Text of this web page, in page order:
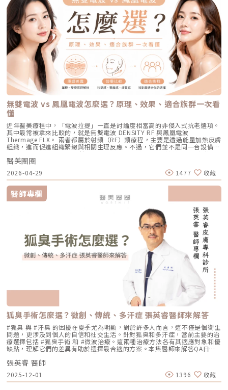
說，膚況絕對會比治療前穩定非常多。許多人會選擇在 1 到 2 年後，將
AviClear 作為年度的「控油進廠保養」來施打一次。Q5：打完 AviClear 後
有修復期嗎？該怎麼保養？A：由於屬於「非侵入性」的安全療程，術後皮
膚最多只會有輕微的泛紅，通常在幾個小時到一天內就會自然消退，完全不
影響日常上班上課。術後的保養也非常簡單：只要做好「基礎保濕」與「確
實防曬」，並在術後一週內暫停使用美白、酸類或去角質等刺激性產品即
可。對於忙碌的現代人來說，是非常友善的午休醫美選擇。拿回肌膚的主導
權，抗痘不再是一場苦戰青春痘從來就不只是一個表面的皮膚問題，它更深
刻地牽動著個人的自信心與社交生活。過去，嚴重痘痘肌患者往往陷入兩
難：任憑痘痘反覆肆虐，或是無奈忍受口服藥物的強烈副作用。隨著 2026
年新一代抗痘武器AviClear 戰痘雷射（1726nm）問世，無疑為醫學美容界
與深受痘痘困擾的患者，提供了一個全新、安全且具備極長效性的無藥物解
答。它成功將抗痘戰場，從伴隨負擔的全身性藥物代謝，精準轉移至局部的
皮脂腺控制，從源頭阻斷致痘環境。如果你也厭倦了反覆擦藥、吃藥的無盡
輪迴，渴望重新擁有一張清爽、穩定、不易泛油光的健康臉龐，建議尋求專
業醫師進行完整的膚況評估。透過精準的雷射療程規劃，為自己預約一個遠
離痘疤與油光的全新未來！
的物理性破壞與電波熱能，還能破壞過度活躍的皮脂腺（改善出油型毛
孔）。適合誰：混合型毛孔（又油又鬆弛）、肝斑體質不適合打高能量雷射
者、想全面提升膚質緊緻度的人。效果與特色：因為熱能在皮膚深層釋放，
表皮的熱傷害極小，退紅快（通常隔天即可上妝）。對於膚質的「整體優
化」有非常亮眼的表現。5. 物理性微創重建：得美微針筆（Dermapen）原
理：透過儀器上極細微的針頭，在肌膚表層每秒創造出1,920的微小穿刺通
道。這種「微破壞」能直接啟動肌膚天然的傷口癒合機制，刺激膠原蛋白與
彈力蛋白增生。更棒的是，這些微通道能像海綿一樣，大幅提升後續保養精
華（如生長因子、高濃度玻尿酸）的吸收率，達到加乘的養膚效果。適合族
群：老化型毛孔、淺層凹洞型毛孔、膚質粗糙者，以及對部分能量型療程較
為敏感、希望降低反黑風險的族群（實際仍需由醫師評估）。效果與特色：
因為沒有雷射或電波的「熱傷害」，所以術後照顧相對簡單，反黑機率極
低。做完後通常會有 1~3 天的微泛紅，能溫和改善膚質與毛孔細緻度的新
興療程。醫美療程怎麼選？重點大評比為了讓你更清楚怎麼挑選，我們整理
了五大主力療程的比較表：療程後的關鍵：醫美術後保養黃金法則許多人投
入療程本身，卻忽略術後照護的重要性，可能影響修復效果，甚至增加色素
沉澱風險。掌握以下三大原則，有助於穩定膚況並延續療程效果：1. 加強保
濕修護雷射或電波療程後，肌膚屏障暫時較為脆弱，容易出現乾燥與水分流
失。建議選擇成分單純、無香精與酒精的保濕與修護產品（如玻尿酸、神經
醯胺），協助維持肌膚修復所需的穩定環境。2. 落實防曬措施術後肌膚對紫
外線較為敏感，建議使用足夠防曬係數（如 SPF30–50 以上），並搭配帽
子、陽傘等物理性防曬，以降低色素沉澱的風險。3. 避免刺激性保養於恢復
期間內，應暫停使用酸類（如果酸、水楊酸）、A醇、去角質及高刺激性美
白產品。實際恢復時間會依療程種類與個人膚況不同，建議依照醫師指示逐
步恢復日常保養。毛孔粗大常見問題Q&A Q1：做完醫美，毛孔就可以「完
全消失」嗎？ 這是不切實際的期望喔！毛孔是皮膚正常的生理結構，不可
能完全消失不見。醫美療程的目標是讓變大、變形毛孔「縮小、變淺」，讓
肌膚在視覺上達到平滑、細緻的效果，也就是俗稱的「水煮蛋肌」狀態。
Q2：打雷射縮毛孔，皮膚會不會越打越薄？ 正確的雷射治療不但不會讓皮
膚變薄，反而會因為刺激真皮層膠原蛋白新生，讓肌膚變得更厚實、更有彈
性！但前提是「間隔時間要充足」且「能量掌控得當」，過度頻繁的施打才
有可能破壞皮膚屏障。Q3：改善毛孔粗大，通常需要打幾次才有效？ 醫美
不是變魔術，通常需要一個「療程」的規劃。以皮秒雷射或微針電波為例，
通常會建議進行 3~5 次（每次間隔約 4~6 週）為一個完整療程。不過，多
數人在第 2 次治療後，就會感覺到上妝變得服貼、出油量減少的明顯變化
了。Q4：我是容易泛紅的敏感肌或酒糟肌，也能做醫美縮毛孔嗎？需經醫
師審慎評估。敏感肌或酒糟肌因皮膚屏障較脆弱，若在發炎尚未穩定的情況
下進行高能量雷射，可能增加泛紅加劇或刺激反應的風險。因此治療重點通
常會先放在「穩定膚況與降低發炎反應」，並依個別狀況調整可能的誘發因
素。待肌膚穩定後，再由醫師評估選擇較溫和的療程，例如微針類療程或能
量可精準控制的微針電波，以循序漸進方式改善毛孔粗大與膚質細緻度。
Q5：我平常有在擦酸類或A醇縮毛孔，做醫美前後需要停用嗎？建議暫停使
用，但實際時間需依療程種類與個人膚況調整。酸類（如果酸、水楊酸）與
A醇會促進角質代謝，可能在療程前後增加肌膚敏感度，使刺激反應（如泛
紅、乾燥）加劇，並提高色素沉澱的風險。一般常見建議為：療程前約3–7
天暫停使用，術後約1–2週再視肌膚修復狀況逐步恢復。但實際仍應依醫師
評估為準。在停用期間，建議以溫和清潔、加強保濕與修護（如玻尿酸、神
經醯胺等），並落實防曬措施，協助肌膚穩定修復。擺脫毛孔焦慮，找回平
滑自信肌對抗毛孔粗大是一場長期抗戰，它需要你改變不良的生活習慣、建
立正確的居家保養觀念，並適時借助醫美科技的強大力量來突破瓶頸。現在
的醫美技術已經能為各種膚況提供客製化的解決方案，如果不確定自己到底
是屬於哪一種毛孔類型，或者不知道該從哪一個療程下手，建議直接安排時
間到專業的醫美診所進行諮詢。透過醫師的專業評估，甚至搭配高階的肌膚
檢測儀器，才能為你規劃出最精準、最不走冤枉路的縮毛孔計畫！★溫馨提
過影像資訊調整能量，讓治療更客製化、也更一致。對於斑點多、深淺不一
或分布不規則的人來說，這項技術能有效提升治療的精準度。CPTL 超冷卻
保護除斑過程中最令人擔心的副作用之一，就是因熱能過高造成紅腫、脫
皮，甚至反黑。CPTL 的作用是在雷射擊發的同時迅速降溫，使肌膚保持在
低溫狀態，避免熱能向周圍擴散。皮膚被冷保護包覆後，不僅治療時更舒
適，也能減少後續的發炎反應，讓整體修復期縮短許多。VSLS色素冷剝離
技術在 532 奈米波長下，Reepot 的能量並非以高熱燒灼黑色素，而是以機
械式的震動作用使色素顆粒鬆動、分離，再交由身體自然代謝。這項機制能
同時保護真皮層的血管結構，減少對健康組織的影響，讓整個治療更溫和，
也降低出現過度刺激或色素反應的可能性。透過這三項核心技術的搭配，
Reepot 不只是單純「把斑點打掉」，而是以更安全、更穩定的方式改善色
素問題，也更符合現代人對於恢復期短、風險低的期待。Reepot 為何能將
斑點一撕即除？人工皮代謝讓改善更有感為什麼 Reepot 能做到治療後「撕
除人工皮時同步帶走斑點」？這與它的能量作用與術後設計密切相關。
Reepot 透過 532 nm 能量搭配冷剝離技術，使表層黑色素逐漸被帶向角質
層；治療後覆蓋的人工皮則提供穩定、封閉式的修復環境，讓色素在代謝期
間被更完整地固定在表皮。當人工皮在回診時由專業人員取下，老化角質連
同部分色素會一併脫落，因此能呈現出「一撕即除」的改善效果。以冷卻保
護與機械式震動相結合的方式，讓斑點代謝更有感，也讓治療成果更直觀。
誰適合做 Reepot？讓你一眼就能找到自己的定位Reepot 特別適合以下肌
膚需求： 曬斑、雀斑、老人斑、顴骨母斑 膚色暗沉不均，看起來不夠乾淨
做過除斑，但怕反黑、怕紅腫 希望治療後恢復期短、隔天能上班 膚質偏薄
或偏敏感，不敢嘗試侵略性太高的治療Reepot AI時光雷射的效果：一次能
改善什麼？以下為臨床上常見改善情況（效果因個人皮膚而異）： 斑點淡
化明顯 膚色提亮、均勻度提升 老人斑變淡、邊界變柔和 妝感變乾淨，妝更
貼更亮 肌膚質地有細緻感Reepot 術後恢復期與照護指南Reepot 最大優勢
之一就是修復期短。常見反應淡淡泛紅：1–3 天斑點結痂／色素加深：3–7
天代謝期：1–2 週術前事項1. 治療部位若有傷口、感染或過敏發炎需等肌膚
恢復後再施作。2. 有心律調節器、光敏感或慢性疾病者需由醫師評估安全
性。3. 孕婦、哺乳者與近期使用光敏藥物者不建議進行光電療程。4. 三個
月內做過深層換膚或磨皮者需與醫師確認治療時機。5. 術前請避免日曬並停
止酸類、去角質與刺激性保養品。這些都有助於減少反黑。術後照護1. 人工
皮需連續貼著約 14 天且不可自行撕除。2. 若人工皮翹起或濕潤可加貼更大
片人工皮加強固定。3. 術後兩週內避免三溫暖、蒸氣、劇烈流汗與飲酒。4.
請按時回診由專業人員移除人工皮並檢查膚況。5. 如出現紅腫、刺癢或滲出
應立即聯絡診所處理。6. 色素代謝期間避免使用磨砂、卸妝棉與去角質產
品。7. 修復期需加強保濕並確實做好防曬。Reepot 的優勢到底在哪？與傳
準 舒適度 熱感明顯，需敷麻 即時冷卻系統，可不需敷麻 反黑風險 較高 較
理多種斑點 療程次數 修復期 可能需多次，修復期較長 單次有感改善、修復
期更短 適合性 適合多數色斑但風險略高 適合希望快速、低風險改善的族群
Reepot AI時光雷射禁忌症以下情況在接受 Reepot 治療時需特別注意，需
由醫療人員審慎評估：1. 具有光敏感體質或正在使用感光藥物者若皮膚對光
線反應特別強烈，或正在使用會增加光敏性的藥物，治療後發生刺激或色素
反應的風險較高。2. 三個月內曾使用口服 A 酸A 酸會影響皮膚角質更新與
修復速度，使治療後的反應加劇，因此仿單建議需完全停藥至少三個月。3.
最近三到六個月內接受過填補注射包括玻尿酸、洢蓮絲、舒顏萃等填充劑，
為避免能量影響填充物穩定性，需由醫療人員評估治療時機。4. 三個月內接
受過磨皮或其他侵入性治療若表皮尚未完全恢復，過早進行雷射可能造成過
度刺激或延長恢復期。5. 懷孕與哺乳期間仿單中明確列為需避免的狀況，主
要基於安全性與荷爾蒙變動的不確定性雖然非侵入性，但仍建議暫緩治療。
點，而是讓一段皮膚組織被均勻加熱。當皮膚裡的膠原纖維遇到適當熱能，
就像鬆掉的彈力網被重新收緊，視覺上會有比較緊、平整的感覺。所以電波
常見的效果感受包括：皮膚變緊、細紋變淡、毛孔視覺變細緻、臉部鬆弛感
改善、膚質變得比較平滑。也因為電波比較強調「皮膚緊緻」和「膚質改
善」，所以如果困擾的是臉看起來鬆鬆的、眼周或嘴邊有細紋、臉頰摸起來
不夠緊實，電波通常會是可以評估的方向。但要注意，電波不是做完就立刻
變成另一張臉。效果通常會分成兩個階段：一部分人會先感覺皮膚有收緊
感，後續則會隨著膠原蛋白慢慢新生，讓緊緻度逐漸出現。音波是什麼？重
點在聚焦超音波與深層拉提音波拉提使用的是 聚焦式超音波能量，常見名
稱包含 HIFU、MFU 或 MFU-V。它的特色是可以把能量聚焦到皮膚深層，形
成一個個熱凝結點，刺激組織收縮與膠原蛋白新生。部分音波療程可透過不
同深度探頭，將能量作用到接近深層支撐結構的位置，例如常被討論的
SMAS 筋膜層。SMAS 是臉部支撐結構的一部分，傳統拉皮手術也會處理這
個層次。音波的概念，就是透過非侵入式方式，把能量送到較深層的支撐結
構，幫助輪廓往上拉。所以音波常見的效果感受包括：下顎線變清楚、嘴邊
肉改善、臉部線條變順、雙下巴或下半臉鬆垂感變少。如果你的困擾不是細
紋，而是「臉往下掉」、「輪廓線越來越模糊」、「拍照時下半臉變重」，
音波通常會比電波更貼近你的需求。不過音波也不是越深越好、越痛越有
效。不同部位需要不同探頭、不同深度與不同發數，醫師必須依照臉型、脂
肪厚度、骨架與皮膚狀況去規劃。打錯層次、能量過高或發數不合適，都可
能影響效果與安全性。電波、音波、傳統拉皮手術差異表 項目 電波拉提 音
波拉提 傳統拉皮手術 療程原理 使用RF射頻能量，透過熱能刺激膠原蛋白收
縮與新生 使用聚焦式超音波能量，將熱能聚焦到特定深度，刺激組織收縮
與膠原蛋白新生 透過外科手術方式，移除多餘皮膚，並重新拉提、固定鬆
弛組織 作用方向 偏向皮膚緊緻、細紋、膚質與鬆弛感改善 偏向深層支撐、
輪廓拉提、下顎線與嘴邊肉改善 偏向明顯鬆弛、下垂組織與多餘皮膚的結
構性改善 常見作用層次 真皮層、皮下組織，依儀器與能量設定不同 真皮
層、皮下組織、筋膜層等不同深度，依探頭與機型不同 皮膚、皮下組織、
肉、下顎線模糊、臉部下垂感 改善明顯鬆弛、下垂與多餘皮膚，拉提幅度
通常較明顯 適合對象 皮膚開始鬆、細紋變多、毛孔或膚質變粗、想讓臉看
起來更緊緻的人 輪廓開始下垂、嘴邊肉明顯、下顎線不清楚、下半臉變重
型、能量與個人耐受度，可能不需麻醉或搭配舒緩方式 通常需要局部麻
上，依手術範圍與複雜度不同 修復期 多數人修復期短，可能有暫時泛紅、
長，可能有腫脹、瘀青、傷口照護與拆線需求 效果出現時間 部分人術後先
有緊實感，完整效果通常隨膠原蛋白新生逐漸出現 部分人術後有緊繃感，
拉提效果通常會在數週至數月逐漸明顯 術後消腫後逐漸看出效果，完整自
然度需等待恢復期 維持時間 約1年至1年半以上，依個人體質、老化速度與
保養而定 約1年至1年半以上，依個人體質、發數、能量與保養而定 通常可
維持數年，但仍會隨年齡與老化速度改變 優點 非侵入式、修復期短、膚質
與緊緻感改善自然 非侵入式、修復期短、對輪廓線與深層支撐較有針對性
膚，改善幅度有限 對膚質、毛孔、細紋的改善不一定比電波明顯 需開刀、
有傷口與恢復期，風險與費用通常較高 電波音波哪個好？不要只問哪個
強，要問哪個適合你很多人會問：「電波跟音波哪個效果比較好？」但這個
問題其實很容易問錯方向。因為電波和音波不是同一種東西，它們就像健身
無雙電波 vs 鳳凰電波怎麼選？原理、效果、適合族群一次看
懂
近年醫美療程中，「電波拉提」一直是討論度相當高的非侵入式抗老選項。
其中最常被拿來比較的，就是無雙電波 DENSITY RF 與鳳凰電波
Thermage FLX。 兩者都屬於射頻（RF）類療程，主要是透過能量加熱皮膚
組織，進而促進組織緊緻與相關生理反應。不過，它們並不是同一台設備，
也不只是名稱不同而已。 簡單來說： 鳳凰電波較常被用於輪廓緊緻與拉提
需求，屬於單極射頻應用的代表療程； 無雙電波則為結合單極與雙極射頻
的複合式電波療程，常被用於同時兼顧緊緻與膚質改善。 根據原廠資料，
Thermage 為非侵入式射頻療程，可應用於肌膚緊緻與平滑需求；而
DENSITY 則採用單極與雙極射頻能量，可作用於不同皮膚層次。 這也是為
什麼許多人在選擇療程時會產生疑問： 我需要的是「輪廓拉提」，還是
「膚質細緻」？ 我適合鳳凰電波，還是無雙電波？ 兩者是否可以搭配施
作？ 以下將用較好理解的方式，帶你一次釐清兩者差異。什麼是鳳凰電波
Thermage FLX？鳳凰電波的正式名稱是 Thermage FLX，為台灣索塔
SoltaTaiwan Limited旗下的射頻設備。根據台灣原廠資料，Thermage
FLX 採用單極電容耦合射頻技術。所謂「電容耦合」，簡單來說就是能量透
過皮膚表面傳導進入皮膚內部，無需破壞皮膚結構。它的特色是「單極電
波」。是能將熱能傳遞到較深層的皮膚組織，形成較廣泛的容積式加熱。一
般民眾常聽到的「電波拉提」、「緊緻輪廓」、「改善鬆弛」，多半就是從
這類療程概念延伸而來。由於屬於非侵入式，不需要手術或注射，且通常恢
復期較短；效果可能在療程後逐漸顯現，並隨著時間持續變化。鳳凰電波適
合施打族群鳳凰電波比較常被期待用在以下需求： 臉部鬆弛感 下顎線不清
楚 嘴邊肉或輪廓線變模糊 眼周細紋與鬆弛 身體局部肌膚鬆弛 常被作為年度
型保養選項之一不過要特別注意，任何非侵入式儀器療程都不是拉皮手術，
也不是填充療程。它比較適合用來改善輕度到中度鬆弛，若已經有明顯皮膚
下垂、脂肪位移或組織支撐不足，仍需要由專業醫師評估是否需搭配其他療
程。什麼是DENSITY RF無雙電波 ？無雙電波的英文名稱為 DENSITY，由
Jeisys Medical 推出。根據 DENSITY 官方資料，這套系統使用單極與雙極
高頻能量，可將能量傳遞到淺層與深層皮膚組織。它和傳統單一電波不同的
地方，在於它主打「單極 + 雙極」的複合式能量設計。單極偏向較深層作
用，雙極則偏向較表層、較集中，因此在療程定位上，無雙電波常被形容為
兼顧： 深層緊緻 淺層膚質 細紋改善 毛孔與光澤感 整體肌膚精緻度
DENSITY 採用 sequential monopolar + bipolar RF，也就是序列式單極
與雙極射頻能量，並搭配冷卻與即時阻抗校準等設計。無雙電波適合施打族
群無雙電波常被期待用在以下族群： 臉沒有嚴重鬆弛，但開始覺得輪廓不
夠緊 膚質變粗、毛孔變明顯 乾燥細紋、光澤感下降 想做電波，但怕疼痛感
太強 想要自然型、精緻型保養 希望同時處理緊緻與膚質所以如果說鳳凰電
波比較偏「輪廓拉提主力」，無雙電波就比較像「緊緻 + 膚質管理」的複合
醫美圈圈
2026-04-29 1477 收藏
醫師專欄
狐臭手術怎麼選？微創、傳統、多汗症 張英睿醫師來解答
#狐臭 與 #汗臭 的困擾在夏季尤為明顯，對於許多人而言，這不僅是個衛生
問題，更涉及到個人的自信和社交生活。針對狐臭和多汗症，當前主要的治
療選擇包括 #狐臭手術 和 #微波治療。這兩種治療方法各有其適應對象和優
缺點，理解它們的差異有助於選擇最合適的方案。本集醫師來解答QA日常
生活中該如何減少體味產生？重點摘要：00:00 開場00:05 微創旋轉刮刀狐
臭手術與傳統狐臭手術法之比較00:40 狐臭手術治療效果如何？01:55 狐臭
和多汗我都有，但我能使用狐臭手術嗎？02:33 狐臭治療建議幾歲開始做？
03:08 微波治療後汗水會跑到其他部位嗎？04:21 日常生活中該如何減少體
味產生？張英睿皮膚專科診所官網 : http://www.skinbook.com.tw/張英
張英睿 醫師
2025-12-01 1396 收藏